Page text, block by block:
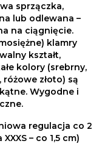
sprzączka,
lub odlewana –
na ciągnięcie.
klamry
kształt,
kolory (srebrny,
różowe złoto) są
Wygodne i
regulacja co 2
– co 1,5 cm)